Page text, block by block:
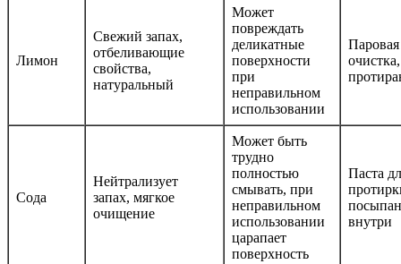
Лимон
Свежий запах,
отбеливающие
свойства,
натуральный
Может
повреждать
деликатные
поверхности
при
неправильном
использовании
Паровая
очистка,
Сода
Нейтрализует
запах, мягкое
очищение
Может быть
трудно
полностью
смывать, при
неправильном
использовании
царапает
поверхность
Паста
внутри